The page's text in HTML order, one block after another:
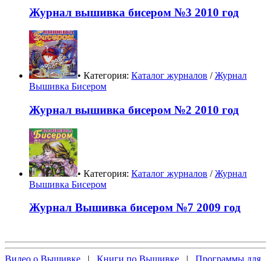
Журнал вышивка бисером №3 2010 год
• Категория: Каталог журналов /Журнал
Вышивка Бисером
Журнал вышивка бисером №2 2010 год
• Категория: Каталог журналов /Журнал
Вышивка Бисером
Журнал Вышивка бисером №7 2009 год